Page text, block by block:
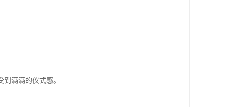
满满的仪式感。